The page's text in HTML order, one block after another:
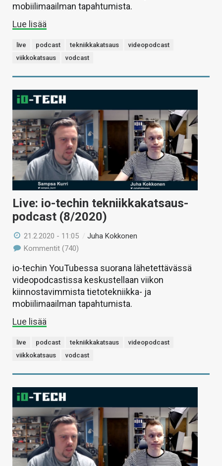
mobiilimaailman tapahtumista.
Lue lisää
live podcast tekniikkakatsaus
videopodcast
viikkokatsaus
vodcast
Live: io-techin tekniikkakatsaus-
podcast (8/2020)
21.2.2020 - 11:05 /Juha Kokkonen
Kommentit (740)
io-techin YouTubessa suorana lähetettävässä
videopodcastissa keskustellaan viikon
kiinnostavimmista tietotekniikka- ja
mobiilimaailman tapahtumista.
Lue lisää
live podcast tekniikkakatsaus
videopodcast
viikkokatsaus
vodcast